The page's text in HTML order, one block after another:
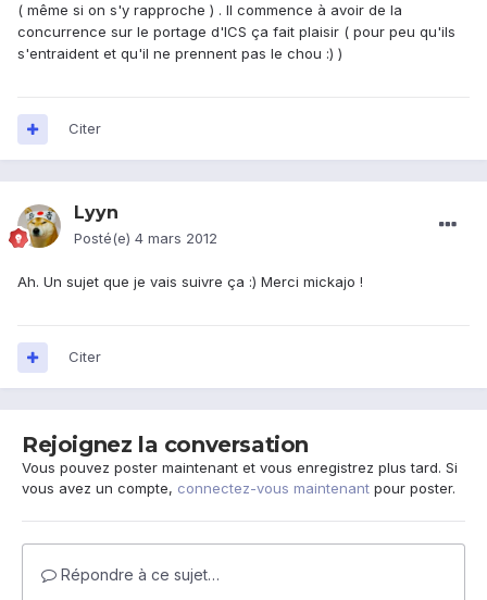
( même si on s'y rapproche ) . Il commence à avoir de la
concurrence sur le portage d'ICS ça fait plaisir ( pour peu qu'ils
s'entraident et qu'il ne prennent pas le chou :) )
Citer
Lyyn
Posté(e) 4 mars 2012
Ah. Un sujet que je vais suivre ça :) Merci mickajo !
Citer
Rejoignez la conversation
Vous pouvez poster maintenant et vous enregistrez plus tard. Si
vous avez un compte, connectez-vous maintenant pour poster.
Répondre à ce sujet…